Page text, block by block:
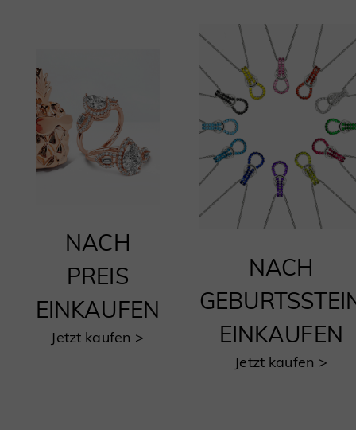
NACH
PREIS
EINKAUFEN
Jetzt kaufen >
NACH
EINKAUFEN
Jetzt kaufen >